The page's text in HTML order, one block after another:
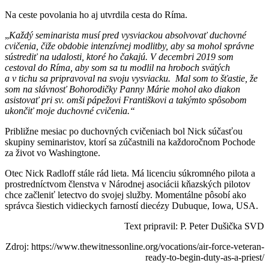
Na ceste povolania ho aj utvrdila cesta do Ríma.
„Každý seminarista musí pred vysviackou absolvovať duchovné
cvičenia, čiže obdobie intenzívnej modlitby, aby sa mohol správne
sústrediť na udalosti, ktoré ho čakajú. V decembri 2019 som
cestoval do Ríma, aby som sa tu modlil na hroboch svätých
a v tichu sa pripravoval na svoju vysviacku. Mal som to šťastie, že
som na slávnosť Bohorodičky Panny Márie mohol ako diakon
asistovať pri sv. omši pápežovi Františkovi a takýmto spôsobom
ukončiť moje duchovné cvičenia.“
Približne mesiac po duchovných cvičeniach bol Nick súčasťou
skupiny seminaristov, ktorí sa zúčastnili na každoročnom Pochode
za život vo Washingtone.
Otec Nick Radloff stále rád lieta. Má licenciu súkromného pilota a
prostredníctvom členstva v Národnej asociácii kňazských pilotov
chce začleniť letectvo do svojej služby. Momentálne pôsobí ako
správca šiestich vidieckych farností diecézy Dubuque, Iowa, USA.
Text pripravil: P. Peter Dušička SVD
Zdroj: https://www.thewitnessonline.org/vocations/air-force-veteran-
ready-to-begin-duty-as-a-priest/